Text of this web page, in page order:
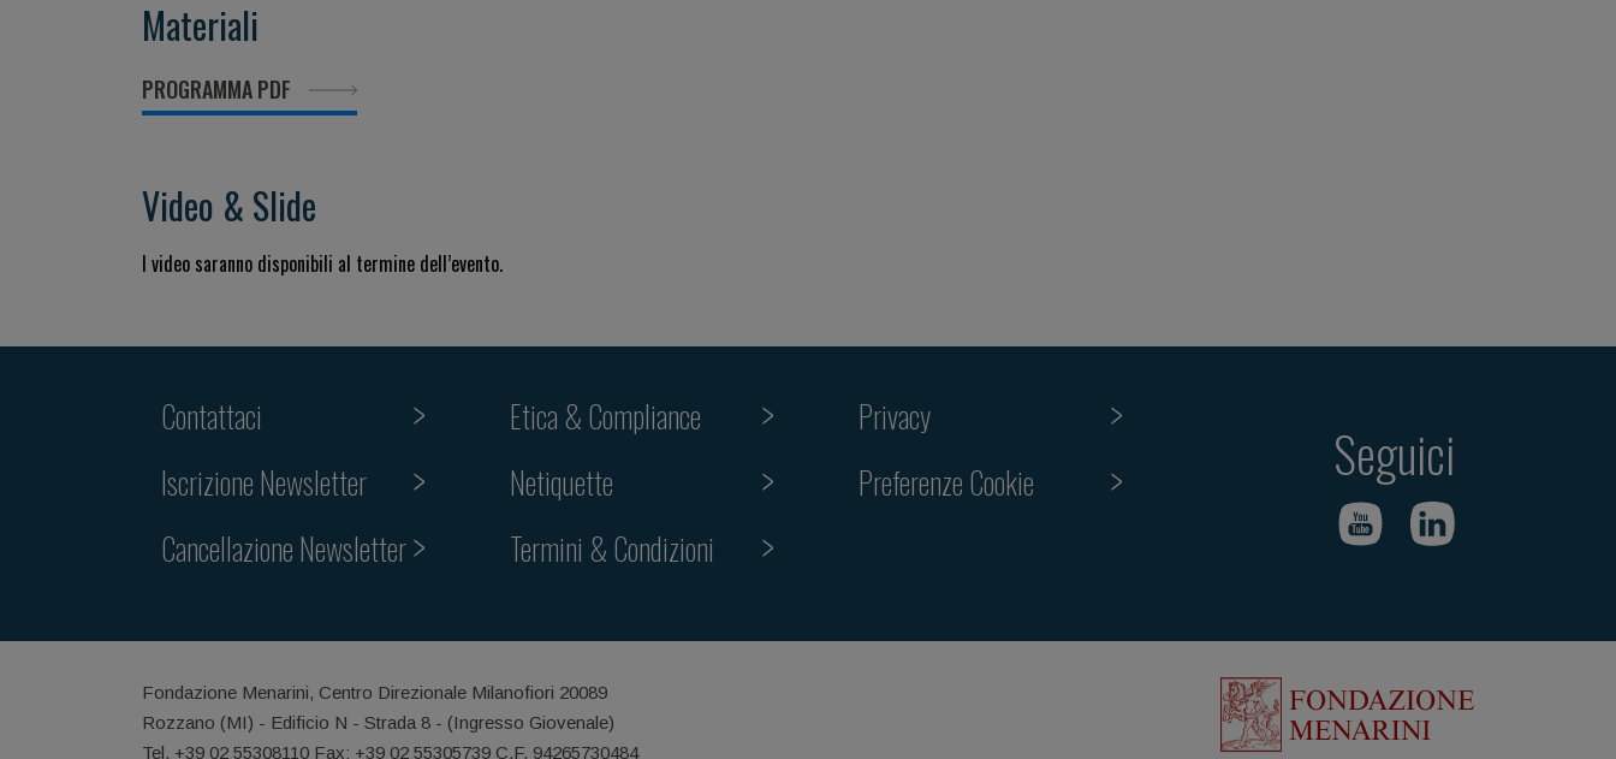
Materiali
PROGRAMMA PDF
Video & Slide
I video saranno disponibili al termine dell’evento.
Contattaci
Iscrizione Newsletter
Cancellazione Newsletter
Etica & Compliance
Netiquette
Termini & Condizioni
Privacy
Preferenze Cookie
Seguici
Fondazione Menarini, Centro Direzionale Milanofiori 20089
Rozzano (MI) - Edificio N - Strada 8 - (Ingresso Giovenale)
Tel. +39 02 55308110 Fax: +39 02 55305739 C.F. 94265730484